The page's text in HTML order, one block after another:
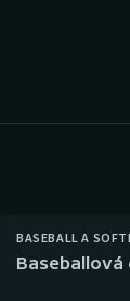
Plážový volejbal
BASEBALL A
Baseballová